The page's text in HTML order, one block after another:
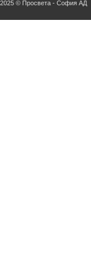
2025 © Просвета - София АД